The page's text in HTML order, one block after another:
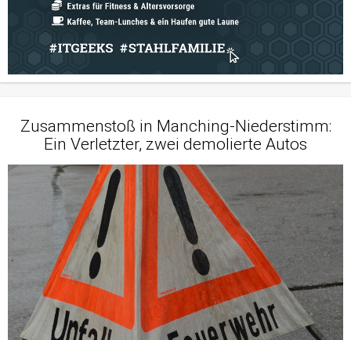
Zusammenstoß in Manching-Niederstimm:
Ein Verletzter, zwei demolierte Autos